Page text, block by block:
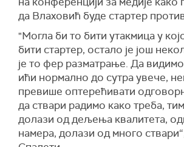
да Влаховић буде стартер
"Могла би то бити утакмица у
бити стартер, остало је још
је то фер разматрање. Да
ићи нормално до сутра увече,
превише оптерећивати
да ствари радимо како треба,
долази од дељења квалитета,
намера, долази од много